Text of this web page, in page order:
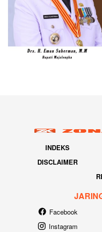
INDEKS
DISCLAIMER
Facebook
Instagram